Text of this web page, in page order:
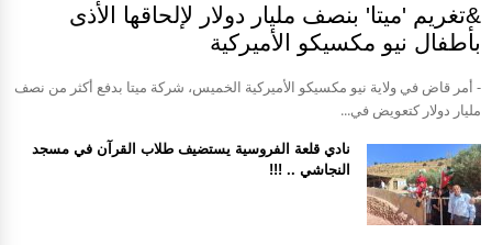
&تغريم 'ميتا' بنصف مليار دولار لإلحاقها الأذى
بأطفال نيو مكسيكو الأميركية
- أمر قاض في ولاية نيو مكسيكو الأميركية الخميس، شركة ميتا بدفع أكثر من نصف
مليار دولار كتعويض في...
نادي قلعة الفروسية يستضيف طلاب القرآن في مسجد
النجاشي .. !!!